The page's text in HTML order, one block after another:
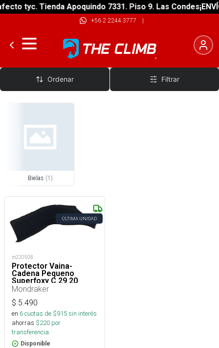
tyc. Tienda Apoquindo 7331. Piso 9. Las Condes
+56 2 2244 3777 |
Bielas BMX
Ordenar Filtrar
Bielas (1 )
ÚLTIMA UNIDAD
m220508
Protector Vaina-
Cadena Pequeno
Superfoxy C 29 20
Mondraker
$ 5.490
en 6cuotas de $915sin interés
ahorras $220 por
transferencia.
Disponible